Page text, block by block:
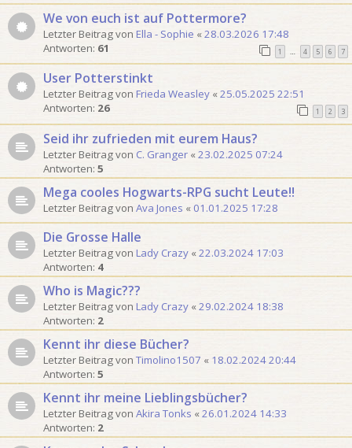
o
n
1
We von euch ist auf Pottermore?
Letzter Beitrag von Ella - Sophie «28.03.2026 17:48
Antworten: 61 1 … 4 5 6 7
User Potterstinkt
Letzter Beitrag von Frieda Weasley «25.05.2025 22:51
Antworten: 26 1 2 3
Seid ihr zufrieden mit eurem Haus?
Letzter Beitrag von C. Granger «23.02.2025 07:24
Antworten: 5
Mega cooles Hogwarts-RPG sucht Leute!!
Letzter Beitrag von Ava Jones « 01.01.2025 17:28
Die Grosse Halle
Letzter Beitrag von Lady Crazy «22.03.2024 17:03
Antworten: 4
Who is Magic???
Letzter Beitrag von Lady Crazy «29.02.2024 18:38
Antworten: 2
Kennt ihr diese Bücher?
Letzter Beitrag von Timolino1507 « 18.02.2024 20:44
Antworten: 5
Kennt ihr meine Lieblingsbücher?
Letzter Beitrag von Akira Tonks «26.01.2024 14:33
Antworten: 2